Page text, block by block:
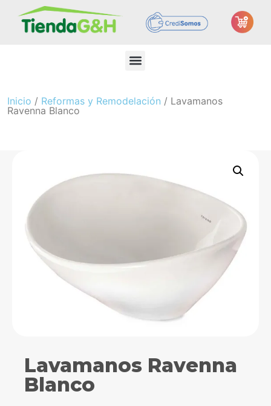
Inicio / Reformas y Remodelación / Lavamanos
Ravenna Blanco
Lavamanos Ravenna
Blanco